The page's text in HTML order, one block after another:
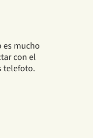
es mucho
con el
telefoto.